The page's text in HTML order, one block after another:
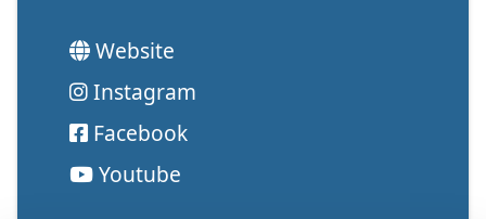
Website
Instagram
Facebook
Youtube